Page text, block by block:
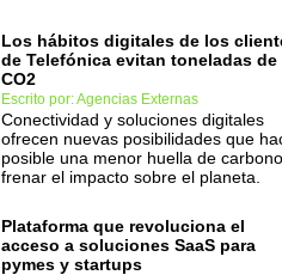
Los hábitos digitales de los
de Telefónica evitan toneladas de
CO2
Escrito por: Agencias Externas
Conectividad y soluciones digitales
ofrecen nuevas posibilidades que
posible una menor huella de
frenar el impacto sobre el planeta.
Plataforma que revoluciona el
acceso a soluciones SaaS para
pymes y startups